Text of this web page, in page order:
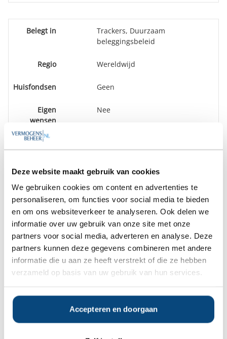
Deze website maakt gebruik van cookies
We gebruiken cookies om content en advertenties te
personaliseren, om functies voor social media te bieden
en om ons websiteverkeer te analyseren. Ook delen we
informatie over uw gebruik van onze site met onze
partners voor social media, adverteren en analyse. Deze
partners kunnen deze gegevens combineren met andere
informatie die u aan ze heeft verstrekt of die ze hebben
verzameld op basis van uw gebruik van hun services.
Accepteren en doorgaan
Belegt in
Trackers, Duurzaam
beleggingsbeleid
Regio Wereldwijd
Huisfondsen Geen
Eigen
wensen
klant
Nee
gesteld. Rekeningoverzichten
worden ten minste elk kwartaal
verstrekt aan de Cliënt.
Inzage
portefeuille
Beleggingen zijn online in te zien.
Op zoek naar de beste
Bent u op zoek naar de voor u beste
vermogensbeheerder?
Vraag dan gratis en geheel vrijblijvend een